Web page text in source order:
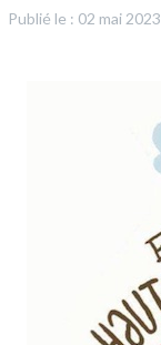
Publié le : 02 mai 2023